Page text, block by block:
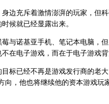
充斥着激情澎湃的玩家，但
候就已经显露出来。
诺基亚手机、笔记本电脑，
在电子游戏，而在于电子游戏
已经不再是游戏发行商的老大
向，他也将继续他的资本游戏玩